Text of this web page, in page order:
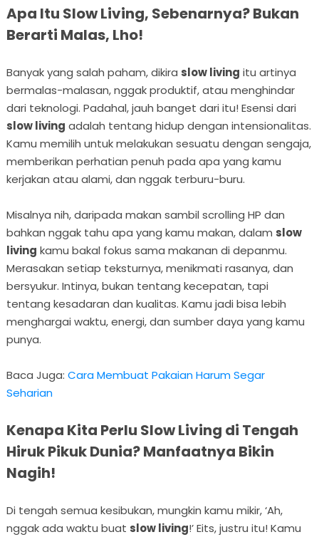
Apa Itu Slow Living, Sebenarnya? Bukan
Berarti Malas, Lho!
Banyak yang salah paham, dikira slow living itu artinya
bermalas-malasan, nggak produktif, atau menghindar
dari teknologi. Padahal, jauh banget dari itu! Esensi dari
slow living adalah tentang hidup dengan intensionalitas.
Kamu memilih untuk melakukan sesuatu dengan sengaja,
memberikan perhatian penuh pada apa yang kamu
kerjakan atau alami, dan nggak terburu-buru.
Misalnya nih, daripada makan sambil scrolling HP dan
bahkan nggak tahu apa yang kamu makan, dalam slow
living kamu bakal fokus sama makanan di depanmu.
Merasakan setiap teksturnya, menikmati rasanya, dan
bersyukur. Intinya, bukan tentang kecepatan, tapi
tentang kesadaran dan kualitas. Kamu jadi bisa lebih
menghargai waktu, energi, dan sumber daya yang kamu
punya.
Baca Juga: Cara Membuat Pakaian Harum Segar
Seharian
Kenapa Kita Perlu Slow Living di Tengah
Hiruk Pikuk Dunia? Manfaatnya Bikin
Nagih!
Di tengah semua kesibukan, mungkin kamu mikir, ‘Ah,
nggak ada waktu buat slow living!’ Eits, justru itu! Kamu